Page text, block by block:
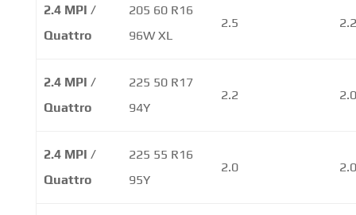
2.4 MPI /
Quattro
205 60 R16
96W XL
2.5
2.4 MPI /
Quattro
225 50 R17
94Y
2.2
2.4 MPI /
Quattro
225 55 R16
95Y
2.0